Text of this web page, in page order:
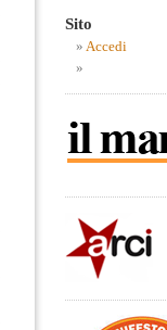
Sito
Accedi